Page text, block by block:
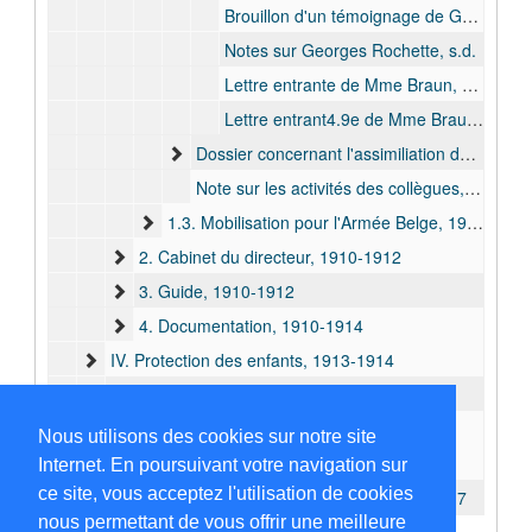
Nous utilisons des cookies sur notre site
Internet. En poursuivant votre navigation sur
ce site, vous acceptez l'utilisation de cookies
nous permettant de vous offrir une meilleure
Brouillon d'un témoignage de Georges Rochette, s.d.
Notes sur Georges Rochette, s.d.
Lettre entrante de Mme Braun, 2 octobre 1913
Lettre entrant4.9e de Mme Braun, 8 octobre 1913
Dossier concernant l'assimiliation du traitement au niveau des collègues, 1913 nov. - 1913 déc.
Note sur les activités des collègues, s.d.
1.3. Mobilisation pour l'Armée Belge, 1914
2. Cabinet du directeur, 1910-1912
3. Guide, 1910-1912
4. Documentation, 1910-1914
IV. Protection des enfants, 1913-1914
VI. Sollicitations, 1908
C. Documentation, 1906-1913
D. Archives Maria Van Parys et enfants, 1906-1917